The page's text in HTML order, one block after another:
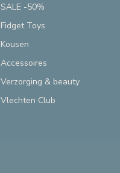
SALE -50%
Fidget Toys
Kousen
Accessoires
Verzorging & beauty
Vlechten Club